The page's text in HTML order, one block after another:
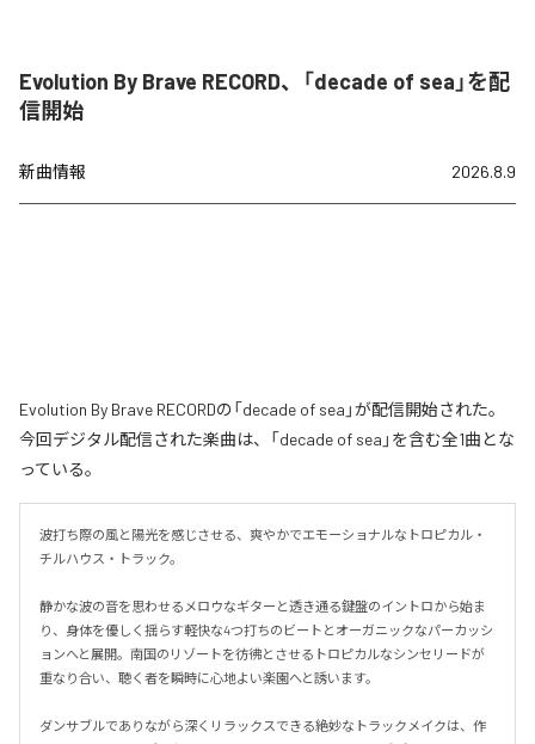
Evolution By Brave RECORD、「decade of sea」を配
信開始
新曲情報 2026.8.9
Evolution By Brave RECORDの「decade of sea」が配信開始された。
今回デジタル配信された楽曲は、「decade of sea」を含む全1曲とな
っている。
波打ち際の風と陽光を感じさせる、爽やかでエモーショナルなトロピカル・
チルハウス・トラック。
静かな波の音を思わせるメロウなギターと透き通る鍵盤のイントロから始ま
り、身体を優しく揺らす軽快な4つ打ちのビートとオーガニックなパーカッシ
ョンへと展開。南国のリゾートを彷彿とさせるトロピカルなシンセリードが
重なり合い、聴く者を瞬時に心地よい楽園へと誘います。
ダンサブルでありながら深くリラックスできる絶妙なトラックメイクは、作